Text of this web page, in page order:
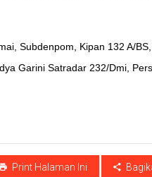
Subdenpom, Kipan 132 A/
Garini Satradar 232/Dmi,
Print Halaman Ini